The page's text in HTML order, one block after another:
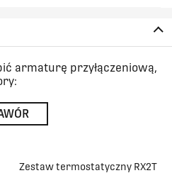
armaturę przyłączeniową,
Zestaw termostatyczny RX2T